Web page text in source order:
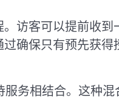
访客可以提前收到
确保只有预先获得
务相结合。这种混